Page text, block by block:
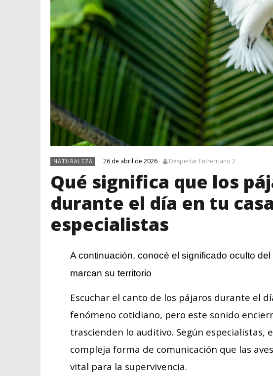
NATURALEZA 26 de abril de 2026 Despertar Entrerriano 2
Qué significa que los
durante el día en tu
especialistas
A continuación, conocé el significado oculto
marcan su territorio
Escuchar el canto de los pájaros durante el
fenómeno cotidiano, pero este sonido
trascienden lo auditivo. Según especialistas,
compleja forma de comunicación que las
vital para la supervivencia.